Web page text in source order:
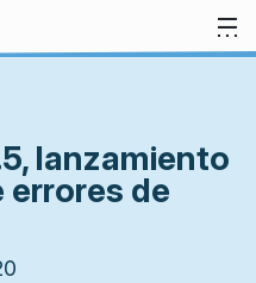
lanzamiento
errores de